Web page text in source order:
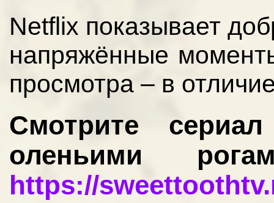
Netflix показывает
напряжённые
просмотра – в
Смотрите
оленьими
https://